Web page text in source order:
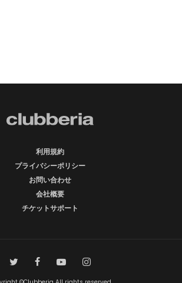
利用規約
プライバシーポリシー
お問い合わせ
会社概要
チケットサポート